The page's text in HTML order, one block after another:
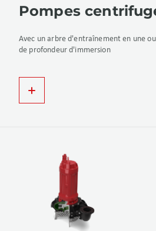
Pompes
Avec un arbre d'entraînement en une
de profondeur d'immersion